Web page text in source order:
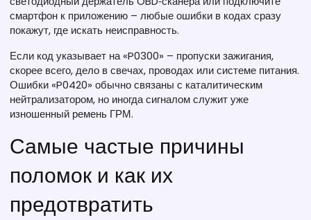
смартфон к приложению – любые ошибки в кодах сразу
покажут, где искать неисправность.
Если код указывает на «P0300» – пропуски зажигания,
скорее всего, дело в свечах, проводах или системе питания.
Ошибки «P0420» обычно связаны с каталитическим
нейтрализатором, но иногда сигналом служит уже
изношенный ремень ГРМ.
Самые частые причины
поломок и как их
предотвратить